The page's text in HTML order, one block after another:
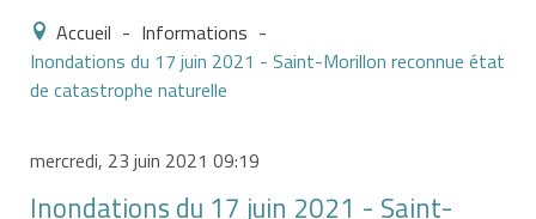
Accueil - Informations -
Inondations du 17 juin 2021 - Saint-Morillon reconnue état
de catastrophe naturelle
mercredi, 23 juin 2021 09:19
Inondations du 17 juin 2021 - Saint-